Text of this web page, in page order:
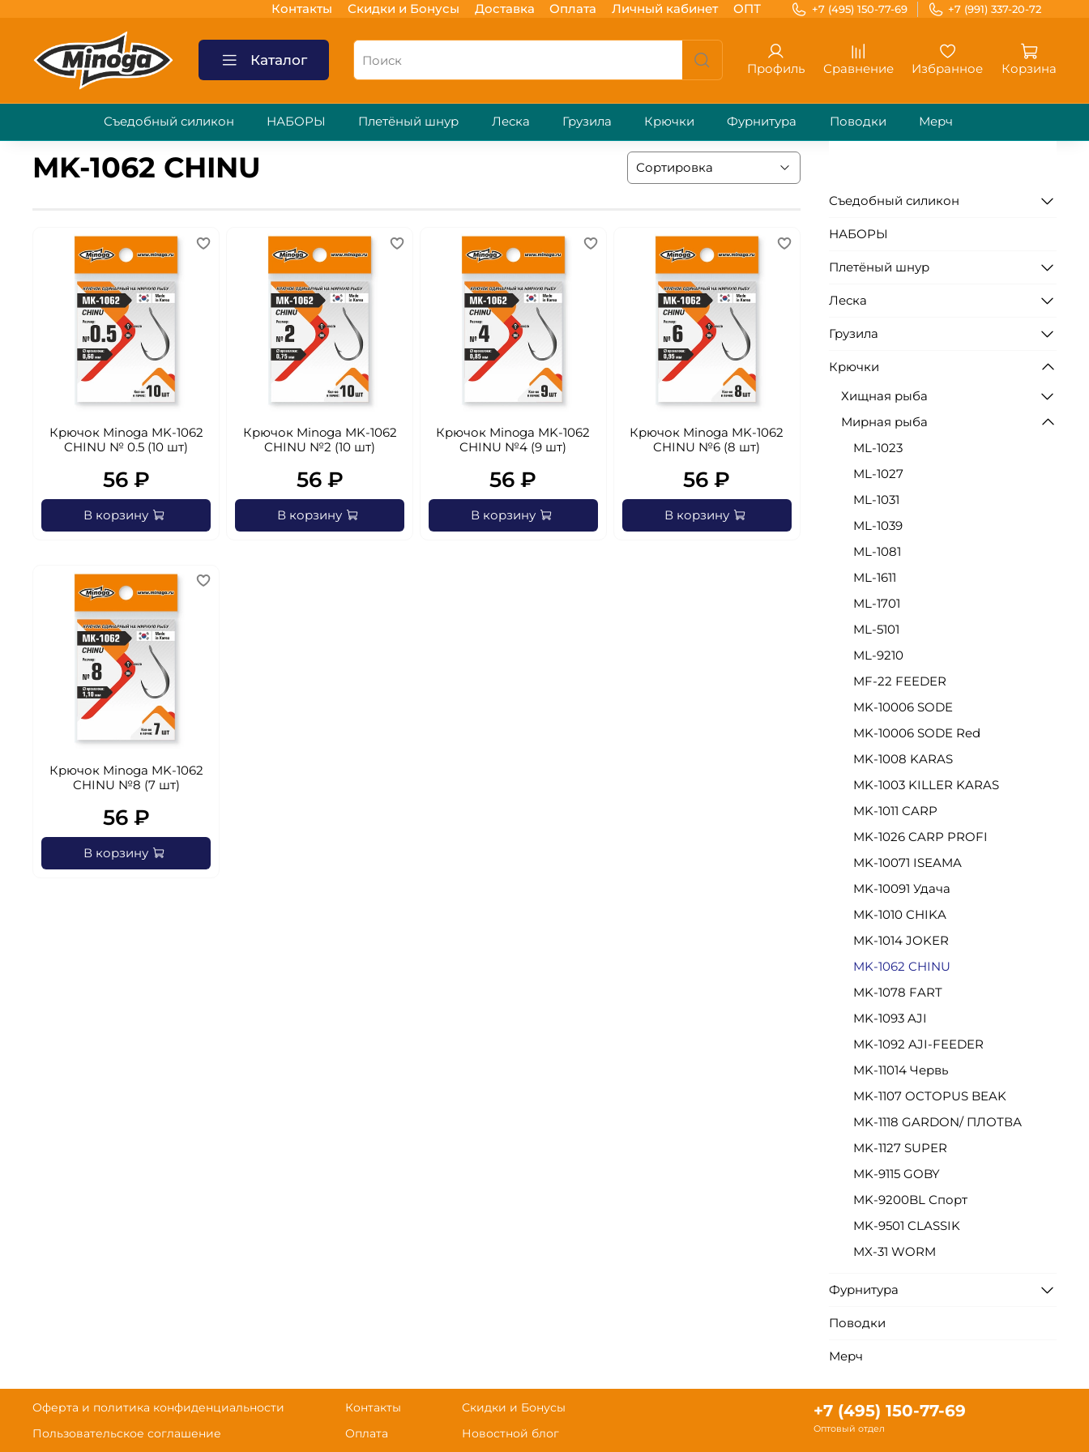
Контакты Скидки и Бонусы Доставка Оплата Личный кабинет ОПТ +7 (495) 150-77-69 +7 (991) 337-20-72
Каталог
Профиль Сравнение Избранное Корзина
Съедобный силикон НАБОРЫ Плетёный шнур Леска Грузила Крючки Фурнитура Поводки Мерч
MK-1062 CHINU
Крючок Minoga MK-1062
CHINU № 0.5 (10 шт)
56 ₽
В корзину
Крючок Minoga MK-1062
CHINU №2 (10 шт)
56 ₽
В корзину
Крючок Minoga MK-1062
CHINU №4 (9 шт)
56 ₽
В корзину
Крючок Minoga MK-1062
CHINU №6 (8 шт)
56 ₽
В корзину
Крючок Minoga MK-1062
CHINU №8 (7 шт)
56 ₽
В корзину
Съедобный силикон
НАБОРЫ
Плетёный шнур
Леска
Грузила
Крючки
Хищная рыба
Мирная рыба
ML-1023
ML-1027
ML-1031
ML-1039
ML-1081
ML-1611
ML-1701
ML-5101
ML-9210
MF-22 FEEDER
MK-10006 SODE
MK-10006 SODE Red
MK-1008 KARAS
MK-1003 KILLER KARAS
MK-1011 CARP
MK-1026 CARP PROFI
MK-10071 ISEAMA
MK-10091 Удача
MK-1010 CHIKA
MK-1014 JOKER
MK-1062 CHINU
MK-1078 FART
MK-1093 AJI
MK-1092 AJI-FEEDER
MK-11014 Червь
MK-1107 OCTOPUS BEAK
MK-1118 GARDON/ ПЛОТВА
MK-1127 SUPER
MK-9115 GOBY
MK-9200BL Спорт
MK-9501 CLASSIK
MX-31 WORM
Фурнитура
Поводки
Мерч
Оферта и политика конфиденциальности
Пользовательское соглашение
Контакты
Оплата
Скидки и Бонусы
Новостной блог
+7 (495) 150-77-69
Оптовый отдел